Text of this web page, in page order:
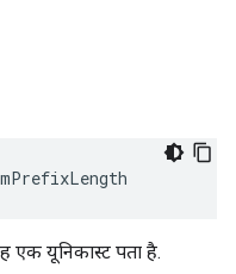
mPrefixLength
एक यूनिकास्ट पता है.